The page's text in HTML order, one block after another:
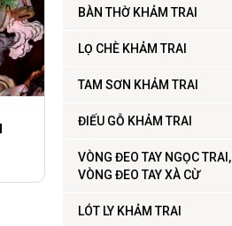
BÀN THỜ KHẢM TRAI
LỌ CHÈ KHẢM TRAI
TAM SƠN KHẢM TRAI
ĐIẾU GỖ KHẢM TRAI
VÒNG ĐEO TAY NGỌC TRAI,
VÒNG ĐEO TAY XÀ CỪ
LÓT LY KHẢM TRAI